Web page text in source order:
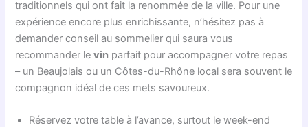
traditionnels qui ont fait la renommée de la ville. Pour une
expérience encore plus enrichissante, n’hésitez pas à
demander conseil au sommelier qui saura vous
recommander levin parfait pour accompagner votre repas
– un Beaujolais ou un Côtes-du-Rhône local sera souvent le
compagnon idéal de ces mets savoureux.
Réservez votre table à l’avance, surtout le week-end